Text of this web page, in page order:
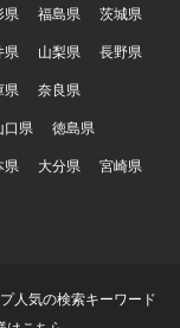
県 福島県
茨城県
県 山梨県
長野県
県
奈良県
口県
徳島県
県 大分県
宮崎県
人気の検索キーワード